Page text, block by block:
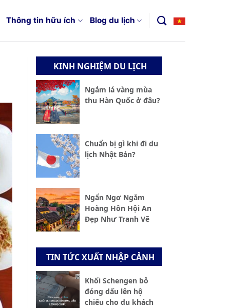
Thông tin hữu ích Blog du lịch
KINH NGHIỆM DU LỊCH
Ngắm lá vàng mùa
thu Hàn Quốc ở đâu?
Chuẩn bị gì khi đi du
lịch Nhật Bản?
Ngẩn Ngơ Ngắm
Hoàng Hôn Hội An
Đẹp Như Tranh Vẽ
TIN TỨC XUẤT NHẬP CẢNH
Khối Schengen bỏ
đóng dấu lên hộ
chiếu cho du khách